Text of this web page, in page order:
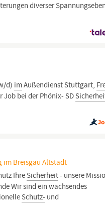
diverser
d) imAußendienst Stuttgart,
bei der Phönix- SD
im Breisgau Altstadt
Ihre Sicherheit- unsere
Wir sind ein wachsendes
Schutz- und